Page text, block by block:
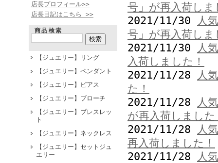
店長プロフィール>>
店長日記はこちら >>
商品検索
【ジュエリー】リング
【ジュエリー】ペンダント
【ジュエリー】ピアス
【ジュエリー】ブローチ
【ジュエリー】ブレスレッ
ト
【ジュエリー】ネックレス
【ジュエリー】セットジュ
エリー
号」が再入荷しま
2021/11/30
人
号」が再入荷しま
2021/11/30
人
入荷しました！
2021/11/28
人
た！
2021/11/28
人
が再入荷しました
2021/11/28
人
再入荷しました！
2021/11/28
人